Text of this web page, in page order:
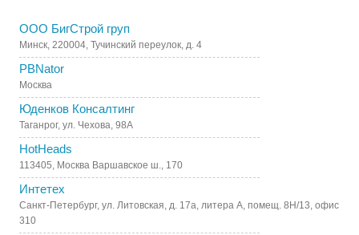
ООО БигСтрой груп
Минск, 220004, Тучинский переулок, д. 4
PBNator
Москва
Юденков Консалтинг
Таганрог, ул. Чехова, 98А
HotHeads
113405, Москва Варшавское ш., 170
Интетех
Санкт-Петербург, ул. Литовская, д. 17а, литера А, помещ. 8Н/13, офис
310